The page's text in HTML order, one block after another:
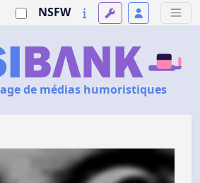
NSFW
de médias humoristiques